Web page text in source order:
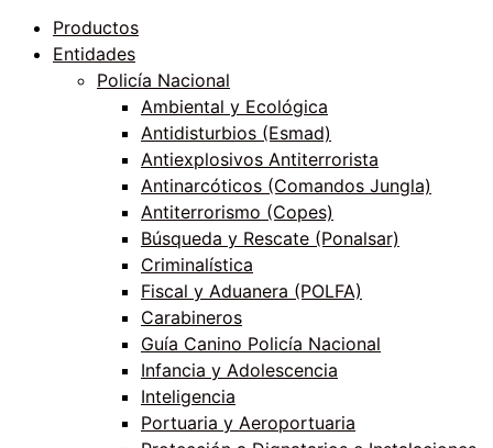
Productos
Entidades
Policía Nacional
Ambiental y Ecológica
Antidisturbios (Esmad)
Antiexplosivos Antiterrorista
Antinarcóticos (Comandos Jungla)
Antiterrorismo (Copes)
Búsqueda y Rescate (Ponalsar)
Criminalística
Fiscal y Aduanera (POLFA)
Carabineros
Guía Canino Policía Nacional
Infancia y Adolescencia
Inteligencia
Portuaria y Aeroportuaria